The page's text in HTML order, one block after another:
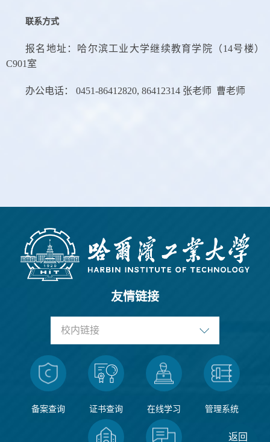
返回
联系方式
报名地址：哈尔滨工业大学继续教育学院（14号楼）
C901 室
办公电话： 0451-86412820, 86412314 张老师 曹老师
友情链接
校内链接
备案查询 证书查询 在线学习 管理系统